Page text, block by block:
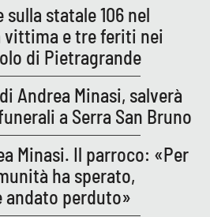
statale 106 nel
vittima e tre feriti nei
di Pietragrande
Andrea Minasi, salverà
a Serra San Bruno
Minasi. Il parroco: «Per
ha sperato,
andato perduto»